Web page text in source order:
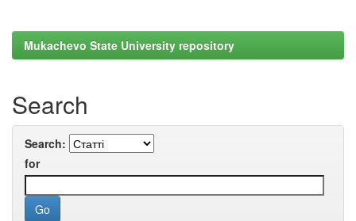
Mukachevo State University repository
Search
Search:
for